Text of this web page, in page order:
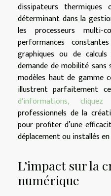
dissipateurs
déterminant dans la
les processeurs multi-
performances
graphiques ou de
demande de mobilité
modèles haut de gamme
illustrent parfaitement
d'informations,
professionnels de la
pour profiter d’une
déplacement ou installés
L’impact sur la
numérique